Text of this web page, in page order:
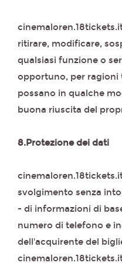
ritirare, modificare,
qualsiasi funzione o
opportuno, per
possano in qualche
buona riuscita del
8.Protezione dei dati
svolgimento senza
- di informazioni di
numero di telefono e
dell'acquirente del